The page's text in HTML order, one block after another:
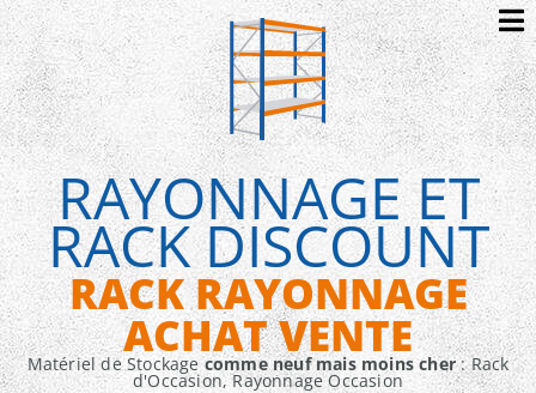
RAYONNAGE ET
RACK DISCOUNT
RACK RAYONNAGE
ACHAT VENTE
Matériel de Stockagecomme neuf mais moins cher: Rack
d'Occasion, Rayonnage Occasion